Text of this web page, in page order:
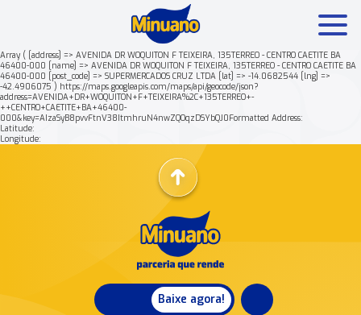
Array ( [address] => AVENIDA DR WOQUITON F TEIXEIRA, 135TERREO - CENTRO CAETITE BA
46400-000 [name] => AVENIDA DR WOQUITON F TEIXEIRA, 135TERREO - CENTRO CAETITE BA
46400-000 [post_code] => SUPERMERCADOS CRUZ LTDA [lat] => -14.0682544 [lng] =>
-42.4906075 ) https://maps.googleapis.com/maps/api/geocode/json?
address=AVENIDA+DR+WOQUITON+F+TEIXEIRA%2C+135TERREO+-
++CENTRO+CAETITE+BA+46400-
000&key=AIzaSyB8pvvFtnV38ItmhruN4nwZQOqzDSYbQJ0Formatted Address:
Latitude:
Longitude:
Baixe agora!
Mais buscados: Produtos Minuano Rende +
Nossa história